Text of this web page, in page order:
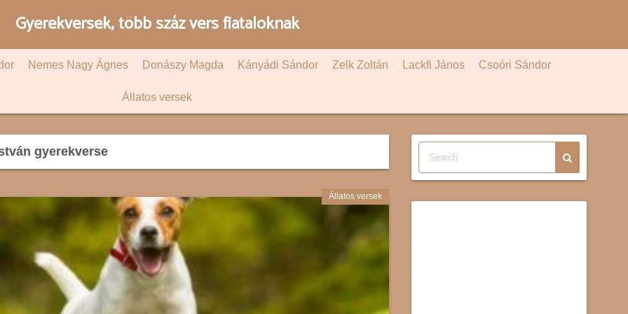
Gyerekversek, több száz vers fiataloknak
Nemes Nagy Ágnes Donászy Magda Kányádi Sándor Zelk Zoltán Lackfi János Csoóri Sándor
Állatos versek
gyerekverse
Állatos versek